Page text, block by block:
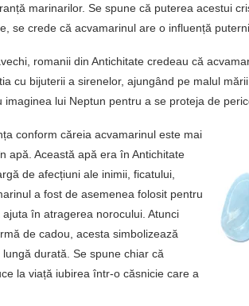
marinarilor. Se spune că puterea acestui
se crede că acvamarinul are o influență
romanii din Antichitate credeau că
cu bijuterii a sirenelor, ajungând pe malul
lui Neptun pentru a se proteja de
conform căreia acvamarinul este mai
apă. Această apă era în Antichitate
de afecțiuni ale inimii, ficatului,
a fost de asemenea folosit pentru
în atragerea norocului. Atunci
de cadou, acesta simbolizează
durată. Se spune chiar că
la viață iubirea într-o căsnicie care a